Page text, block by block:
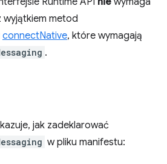
wyjątkiem metod
connectNative, które wymagają
.
jak zadeklarować
w pliku manifestu: